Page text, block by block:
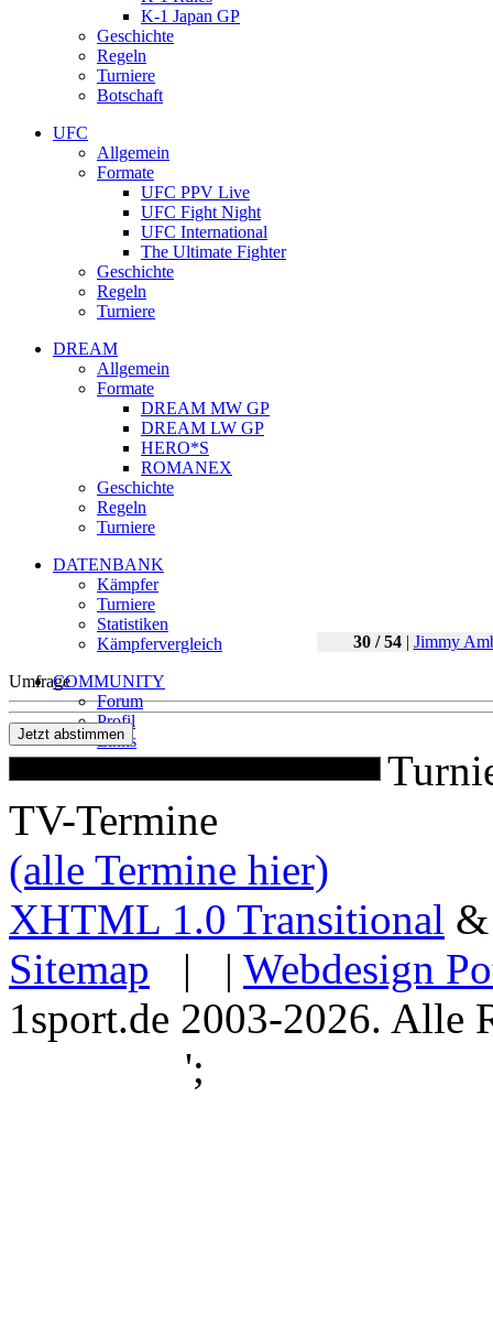
K-1 Japan GP
Geschichte
Regeln
Turniere
Botschaft
UFC
Allgemein
Formate
UFC PPV Live
UFC Fight Night
UFC International
The Ultimate Fighter
Geschichte
Regeln
Turniere
DREAM
Allgemein
Formate
DREAM MW GP
DREAM LW GP
HERO*S
ROMANEX
Geschichte
Regeln
Turniere
DATENBANK
Kämpfer
Turniere
Statistiken
Kämpfervergleich
COMMUNITY
Forum
Profil
Links
30 / 54| Jimmy
Umfrage
TV-Termine
(alle Termine hier)
XHTML 1.0 Transitional
Sitemap | | Webdesign
1sport.de 2003-2026. Alle
';